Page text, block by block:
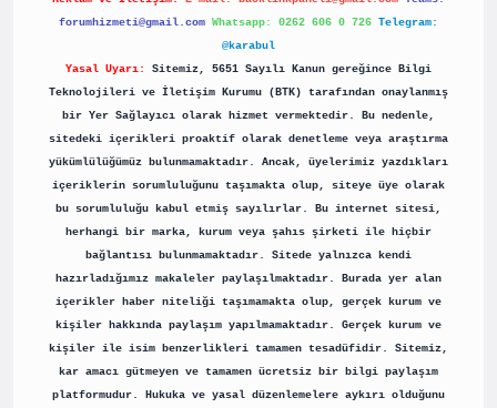
forumhizmeti@gmail.com Whatsapp: 0262 606 0 726 Telegram:
@karabul
Yasal Uyarı:
Sitemiz, 5651 Sayılı Kanun gereğince Bilgi
Teknolojileri ve İletişim Kurumu (BTK) tarafından onaylanmış
bir Yer Sağlayıcı olarak hizmet vermektedir. Bu nedenle,
sitedeki içerikleri proaktif olarak denetleme veya araştırma
yükümlülüğümüz bulunmamaktadır. Ancak, üyelerimiz yazdıkları
içeriklerin sorumluluğunu taşımakta olup, siteye üye olarak
bu sorumluluğu kabul etmiş sayılırlar. Bu internet sitesi,
herhangi bir marka, kurum veya şahıs şirketi ile hiçbir
bağlantısı bulunmamaktadır. Sitede yalnızca kendi
hazırladığımız makaleler paylaşılmaktadır. Burada yer alan
içerikler haber niteliği taşımamakta olup, gerçek kurum ve
kişiler hakkında paylaşım yapılmamaktadır. Gerçek kurum ve
kişiler ile isim benzerlikleri tamamen tesadüfidir. Sitemiz,
kar amacı gütmeyen ve tamamen ücretsiz bir bilgi paylaşım
platformudur. Hukuka ve yasal düzenlemelere aykırı olduğunu